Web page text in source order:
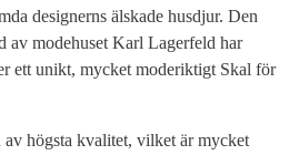
designerns älskade husdjur. Den
av modehuset Karl Lagerfeld har
ett unikt, mycket moderiktigt Skal för
högsta kvalitet, vilket är mycket